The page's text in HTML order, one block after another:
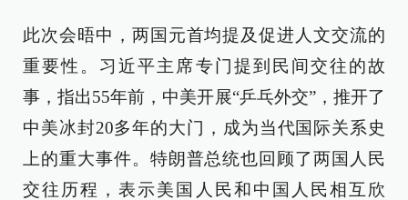
此次会晤中，两国元首均提及促进人文交流的
重要性。习近平主席专门提到民间交往的故
事，指出55年前，中美开展“乒乓外交”，推开了
中美冰封20多年的大门，成为当代国际关系史
上的重大事件。特朗普总统也回顾了两国人民
交往历程，表示美国人民和中国人民相互欣